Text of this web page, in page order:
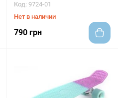
Код: 9724-01
Нет в наличии
790 грн